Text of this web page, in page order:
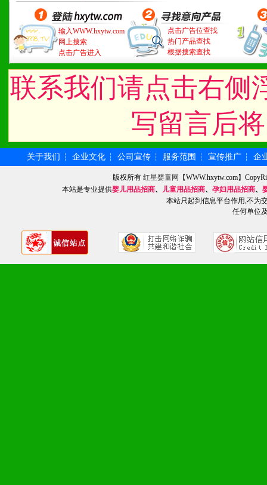
输入WWW.hxytw.com
网上搜索
点击广告进入
点击广告位查找
热门产品查找
根据搜索查找
联系我们请点击右侧
写留言后
关于我们 ┆ 企业文化 ┆ 公司宣传 ┆ 服务范围 ┆ 宣传推广 ┆ 企
版权所有红星婴童网
【WWW.hxytw.com】
本站是专业提供婴儿用品招商、 儿童用品招商、 孕妇用品招商、
本站只起到信息平台作用,不为
任何单位